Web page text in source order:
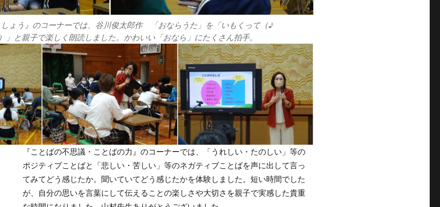
ょう』のコーナーでは、谷川俊太郎作 「おならうた」を「いもくって（♪
と親子で楽しく朗読しました。かわいい「おなら」にたくさん拍手。
『ことばの不思議・ことばの力』のコーナーでは、「うれしい・たのしい」等の
ポジティブことばと「悲しい・苦しい」等のネガティブことばを声に出して言っ
てみてどう感じたか。聞いていてどう感じたかを体験しました。短い時間でした
が、自分の思いを言葉にして伝えることの楽しさや大切さを親子で実感した貴重